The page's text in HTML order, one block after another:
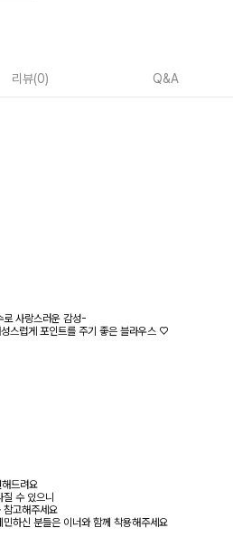
리뷰(0) Q&A
로 사랑스러운 감성-
스럽게 포인트를 주기 좋은 블라우스 ♡
드려요
수 있으니
참고해주세요
하신 분들은 이너와 함께 착용해주세요